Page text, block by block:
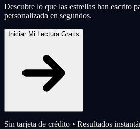
Descubre lo que las estrellas han escrito
personalizada en segundos.
Iniciar Mi Lectura Gratis
Sin tarjeta de crédito • Resultados